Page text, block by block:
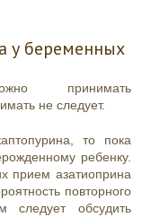
у беременных
принимать
не следует.
то пока
ребенку.
прием азатиоприна
повторного
следует обсудить